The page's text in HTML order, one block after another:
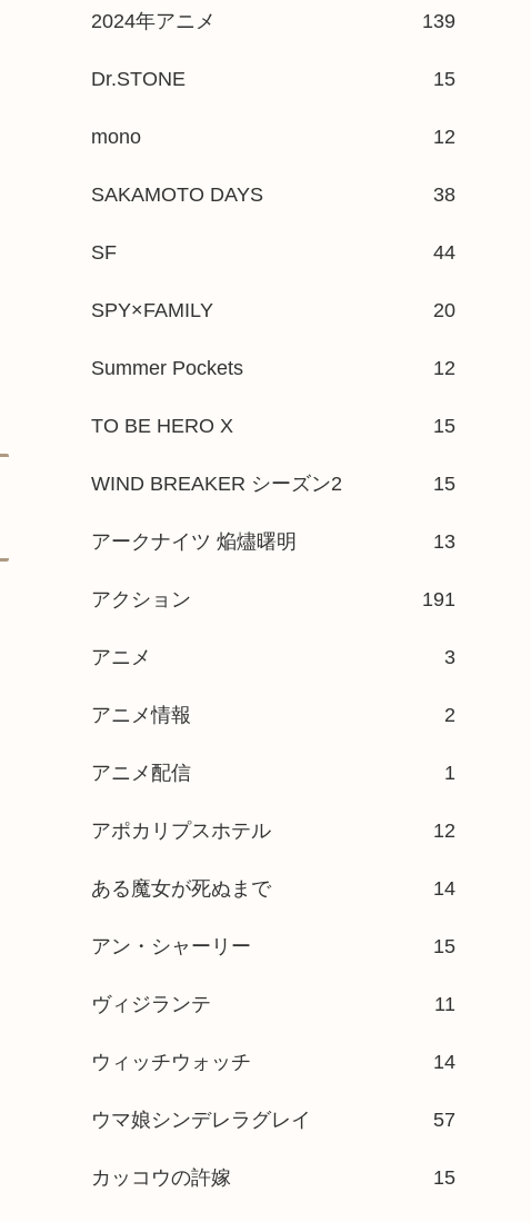
2024年アニメ 139
Dr.STONE 15
mono 12
SAKAMOTO DAYS 38
SF 44
SPY×FAMILY 20
Summer Pockets 12
TO BE HERO X 15
WIND BREAKER シーズン2 15
アークナイツ 焔燼曙明 13
アクション 191
アニメ 3
アニメ情報 2
アニメ配信 1
アポカリプスホテル 12
ある魔女が死ぬまで 14
アン・シャーリー 15
ヴィジランテ 11
ウィッチウォッチ 14
ウマ娘シンデレラグレイ 57
カッコウの許嫁 15